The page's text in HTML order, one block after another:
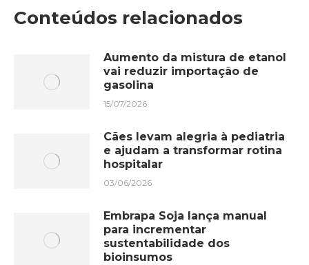
Conteúdos relacionados
Aumento da mistura de etanol
vai reduzir importação de
gasolina
15/07/2026
Cães levam alegria à pediatria
e ajudam a transformar rotina
hospitalar
03/06/2026
Embrapa Soja lança manual
para incrementar
sustentabilidade dos
bioinsumos